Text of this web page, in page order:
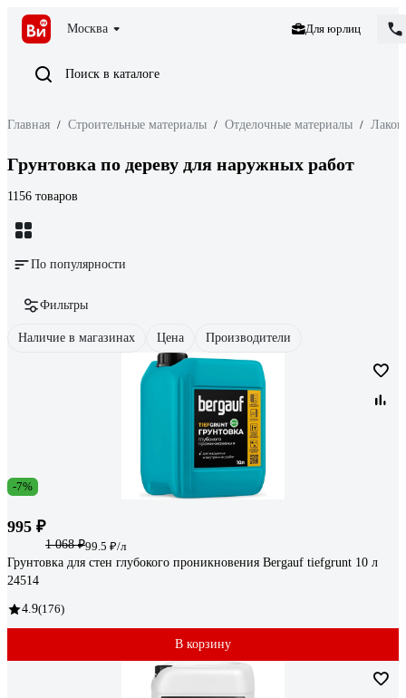
Москва Для юрлиц
Поиск в каталоге
Главная / Строительные материалы / Отделочные материалы /
Грунтовка по дереву для наружных работ
1156 товаров
По популярности
Фильтры
Наличие в магазинах Цена Производители
-7%
995 ₽
1 068 ₽99.5 ₽/л
Грунтовка для стен глубокого проникновения Bergauf tiefgrunt 10 л
24514
4.9(176)
В корзину